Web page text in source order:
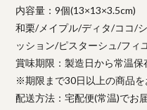
内容量：9個(13×13×3.5cm)
和栗/メイプル/ディタ/ココ/
ッション/ピスターシュ/フィ
賞味期限：製造日から常温保
※期限まで30日以上の商品を
配送方法：宅配便(常温)でお